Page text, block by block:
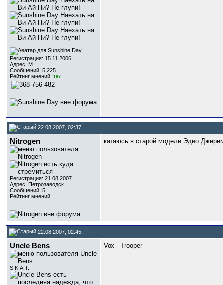
Регистрация: 15.11.2006
Адрес: M
Сообщений: 5,225
Рейтинг мнений: 187
22.08.2007, 02:37
Nitrogen
Регистрация: 21.08.2007
Адрес: Петрозаводск
Сообщений: 5
Рейтинг мнений:
катаюсь в старой модели Эдио
22.08.2007, 02:45
Uncle Bens
S.K.A.T.
Vox - Trooper